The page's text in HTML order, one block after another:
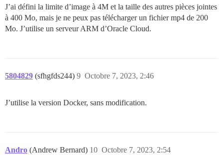
J’ai défini la limite d’image à 4M et la taille des autres pièces jointes
à 400 Mo, mais je ne peux pas télécharger un fichier mp4 de 200
Mo. J’utilise un serveur ARM d’Oracle Cloud.
5804829 (sfhgfds244) Octobre 7, 2023, 2:46
9
J’utilise la version Docker, sans modification.
Andro (Andrew Bernard) Octobre 7, 2023, 2:54
10